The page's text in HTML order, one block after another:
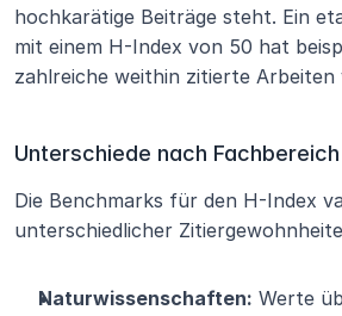
hochkarätige Beiträge steht. Ein
mit einem H-Index von 50 hat
zahlreiche weithin zitierte Arbeiten
Unterschiede nach Fachbereich
Die Benchmarks für den H-Index
unterschiedlicher
Naturwissenschaften: Werte